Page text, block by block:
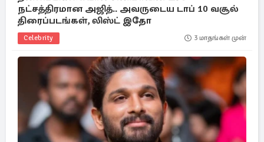
நட்சத்திரமான அஜித்.. அவருடைய டாப் 10 வசூல்
திரைப்படங்கள், லிஸ்ட் இதோ
Celebrity 3 மாதங்கள் முன்